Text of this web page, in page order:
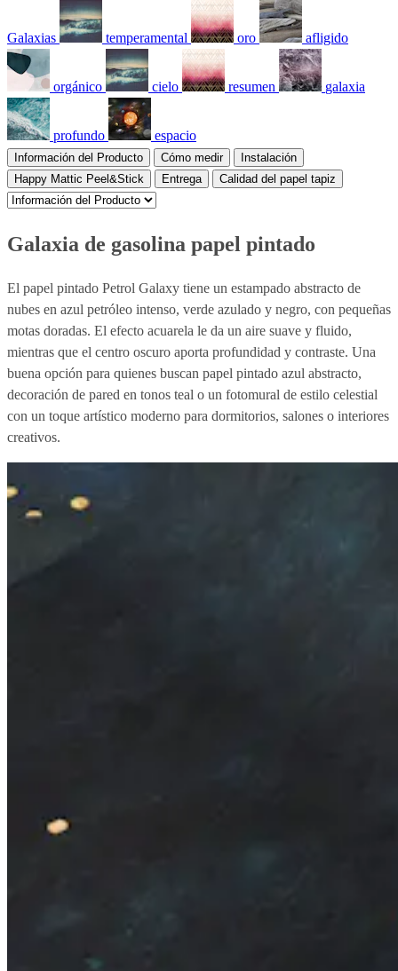
Galaxias temperamental oro afligido
orgánico cielo resumen galaxia
profundo espacio
Información del Producto Cómo medir
Instalación
Happy Mattic Peel&Stick
Entrega Calidad del papel tapiz
Galaxia de gasolina papel pintado
El papel pintado Petrol Galaxy tiene un estampado abstracto de
nubes en azul petróleo intenso, verde azulado y negro, con pequeñas
motas doradas. El efecto acuarela le da un aire suave y fluido,
mientras que el centro oscuro aporta profundidad y contraste. Una
buena opción para quienes buscan papel pintado azul abstracto,
decoración de pared en tonos teal o un fotomural de estilo celestial
con un toque artístico moderno para dormitorios, salones o interiores
creativos.